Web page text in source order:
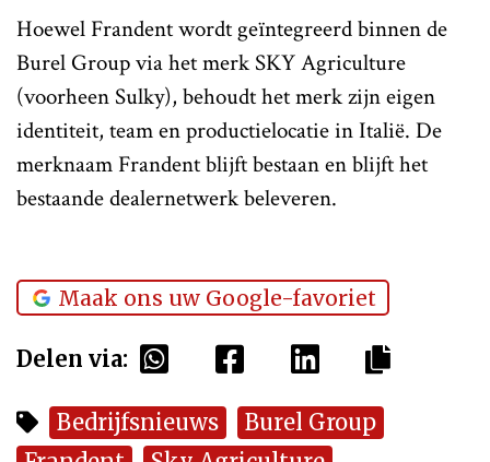
Hoewel Frandent wordt geïntegreerd binnen de
Burel Group via het merk SKY Agriculture
(voorheen Sulky), behoudt het merk zijn eigen
identiteit, team en productielocatie in Italië. De
merknaam Frandent blijft bestaan en blijft het
bestaande dealernetwerk beleveren.
Maak ons uw Google-favoriet
Delen via:
Bedrijfsnieuws
Burel Group